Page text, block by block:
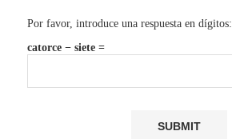
Por favor, introduce una respuesta en dígitos:
catorce − siete =